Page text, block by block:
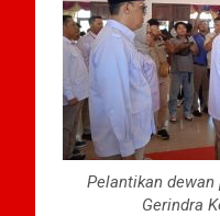
Pelantikan dewan
Gerindra